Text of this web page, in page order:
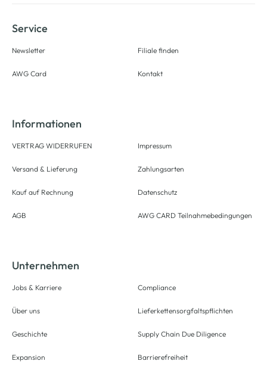
Service
Newsletter
AWG Card
Filiale finden
Kontakt
Informationen
VERTRAG WIDERRUFEN
Versand & Lieferung
Kauf auf Rechnung
AGB
Impressum
Zahlungsarten
Datenschutz
AWG CARD Teilnahmebedingungen
Unternehmen
Jobs & Karriere
Über uns
Geschichte
Expansion
Compliance
Lieferkettensorgfaltspflichten
Supply Chain Due Diligence
Barrierefreiheit